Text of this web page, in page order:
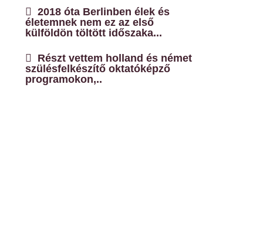
2018 óta Berlinben élek és
életemnek nem ez az első
külföldön töltött időszaka...
Részt vettem holland és német
szülésfelkészítő oktatóképző
programokon,..